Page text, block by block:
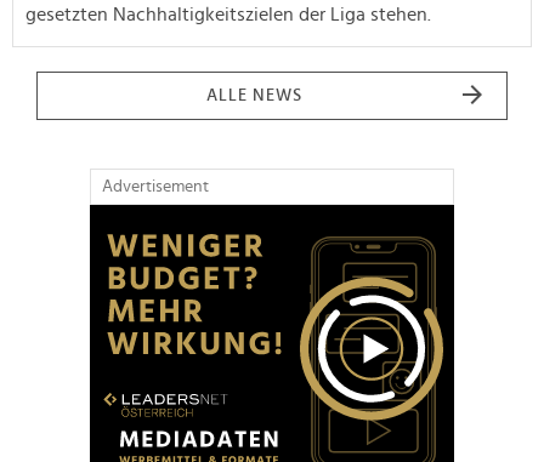
gesetzten Nachhaltigkeitszielen der Liga stehen.
ALLE NEWS
Advertisement